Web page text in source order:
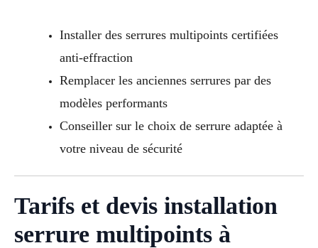
Installer des serrures multipoints certifiées
anti-effraction
Remplacer les anciennes serrures par des
modèles performants
Conseiller sur le choix de serrure adaptée à
votre niveau de sécurité
Tarifs et devis installation
serrure multipoints à